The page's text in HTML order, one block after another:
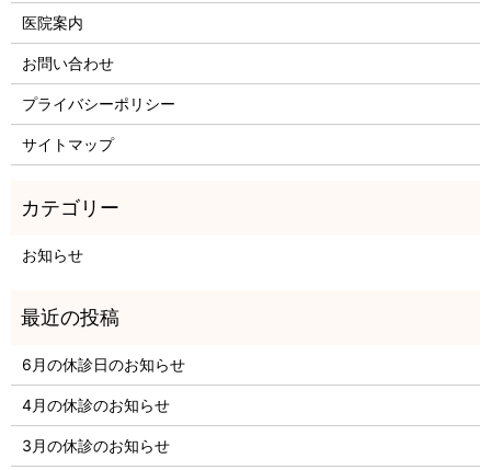
医院案内
お問い合わせ
プライバシーポリシー
サイトマップ
お知らせ
6月の休診日のお知らせ
4月の休診のお知らせ
3月の休診のお知らせ